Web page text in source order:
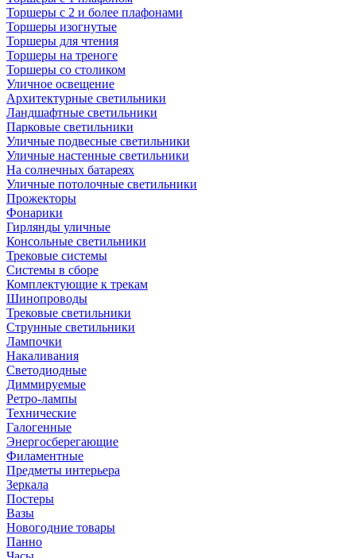
Торшеры с 2 и более плафонами
Торшеры изогнутые
Торшеры для чтения
Торшеры на треноге
Торшеры со столиком
Уличное освещение
Архитектурные светильники
Ландшафтные светильники
Парковые светильники
Уличные подвесные светильники
Уличные настенные светильники
На солнечных батареях
Уличные потолочные светильники
Прожекторы
Фонарики
Гирлянды уличные
Консольные светильники
Трековые системы
Системы в сборе
Комплектующие к трекам
Шинопроводы
Трековые светильники
Струнные светильники
Лампочки
Накаливания
Светодиодные
Диммируемые
Ретро-лампы
Технические
Галогенные
Энергосберегающие
Филаментные
Предметы интерьера
Зеркала
Постеры
Вазы
Новогодние товары
Панно